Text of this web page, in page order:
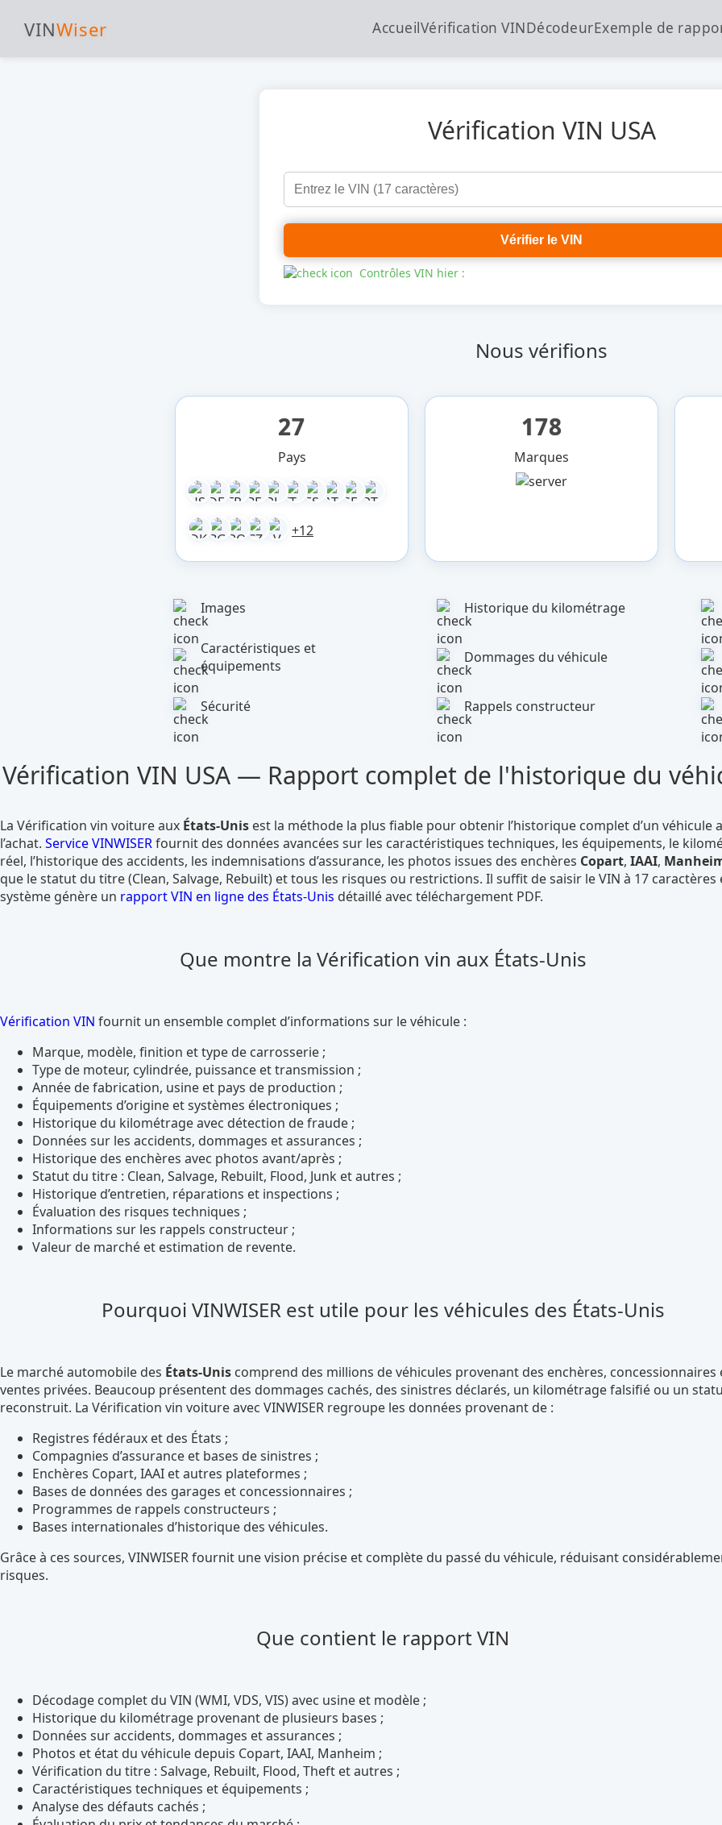
VINWiser AccueilVérification VINDécodeurExemple de
Vérification VIN USA
Vérifier le VIN
Contrôles VIN hier :
Nous vérifions
27
Pays
+12
178
Marques
Images Historique du kilométrage
Caractéristiques et
équipements
Dommages du véhicule
Sécurité Rappels constructeur
Vérification VIN USA — Rapport complet de l'historique du
La Vérification vin voiture aux États-Unis est la méthode la plus fiable pour obtenir l’historique complet d’un véhicule
l’achat. Service VINWISERfournit des données avancées sur les caractéristiques techniques, les équipements, le
réel, l’historique des accidents, les indemnisations d’assurance, les photos issues des enchères Copart, IAAI,
que le statut du titre (Clean, Salvage, Rebuilt) et tous les risques ou restrictions. Il suffit de saisir le VIN à 17 caractères
système génère un rapport VIN en ligne des États-Unis détaillé avec téléchargement PDF.
Que montre la Vérification vin aux États-Unis
Vérification VIN fournit un ensemble complet d’informations sur le véhicule :
Marque, modèle, finition et type de carrosserie ;
Type de moteur, cylindrée, puissance et transmission ;
Année de fabrication, usine et pays de production ;
Équipements d’origine et systèmes électroniques ;
Historique du kilométrage avec détection de fraude ;
Données sur les accidents, dommages et assurances ;
Historique des enchères avec photos avant/après ;
Statut du titre : Clean, Salvage, Rebuilt, Flood, Junk et autres ;
Historique d’entretien, réparations et inspections ;
Évaluation des risques techniques ;
Informations sur les rappels constructeur ;
Valeur de marché et estimation de revente.
Pourquoi VINWISER est utile pour les véhicules des États-Unis
Le marché automobile des États-Unis comprend des millions de véhicules provenant des enchères, concessionnaires
ventes privées. Beaucoup présentent des dommages cachés, des sinistres déclarés, un kilométrage falsifié ou un
reconstruit. La Vérification vin voiture avec VINWISER regroupe les données provenant de :
Registres fédéraux et des États ;
Compagnies d’assurance et bases de sinistres ;
Enchères Copart, IAAI et autres plateformes ;
Bases de données des garages et concessionnaires ;
Programmes de rappels constructeurs ;
Bases internationales d’historique des véhicules.
Grâce à ces sources, VINWISER fournit une vision précise et complète du passé du véhicule, réduisant
risques.
Que contient le rapport VIN
Décodage complet du VIN (WMI, VDS, VIS) avec usine et modèle ;
Historique du kilométrage provenant de plusieurs bases ;
Données sur accidents, dommages et assurances ;
Photos et état du véhicule depuis Copart, IAAI, Manheim ;
Vérification du titre : Salvage, Rebuilt, Flood, Theft et autres ;
Caractéristiques techniques et équipements ;
Analyse des défauts cachés ;